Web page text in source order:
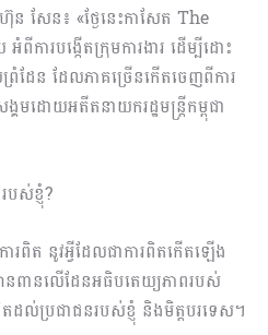
សែន៖ «ថ្ងែនេះកាសែត The
ារបង្កើតក្រុមការងារ ដើម្បីដោះ
ែន ដែលភាគច្រើនកើតចេញពីការ
គមដោយអតីតនាយករដ្ឋមន្ត្រីកម្ពុជា
បស់ខ្ញុំ?
រពិត នូវអ្វីដែលជាការពិតកើតឡើង
នពានលើដែនអធិបតេយ្យភាពរបស់
ពិតដល់ប្រជាជនរបស់ខ្ញុំ និងមិត្តបរទេស។